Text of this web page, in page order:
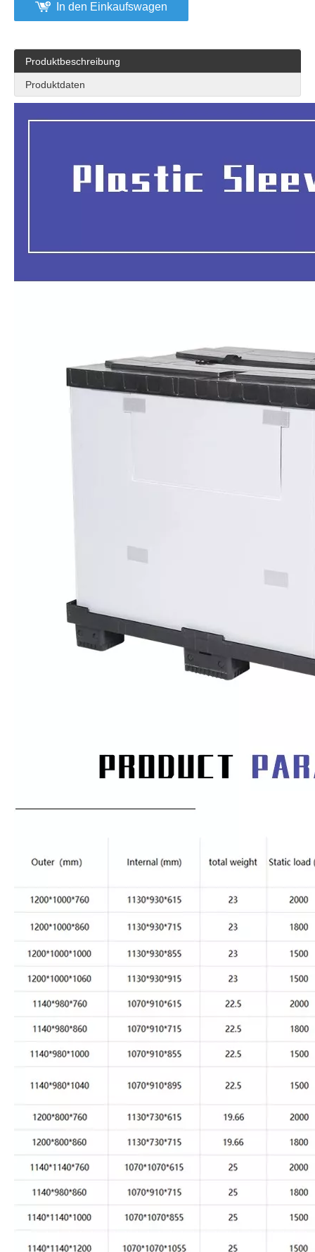
In den Einkaufswagen
Produktbeschreibung
Produktdaten